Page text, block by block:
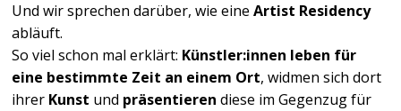
Und wir sprechen darüber, wie eineArtist Residency
abläuft.
So viel schon mal erklärt: Künstler:innen leben für
eine bestimmte Zeit an einem Ort, widmen sich dort
ihrer Kunst und präsentieren diese im Gegenzug für